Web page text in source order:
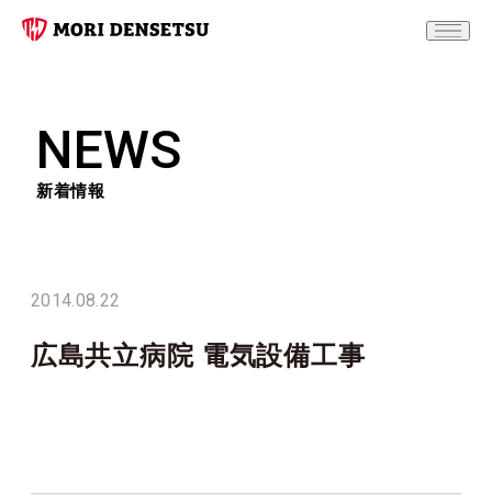
NEWS
新着情報
2014.08.22
広島共立病院 電気設備工事